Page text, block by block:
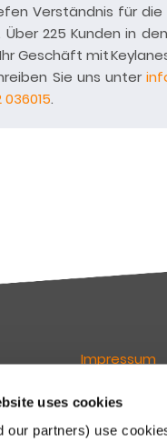
uses cookies
our partners) use
Verständnis für die
225 Kunden in
Geschäft mit
Sie uns unter
.
Impressum
Verantwortlich
Seite: